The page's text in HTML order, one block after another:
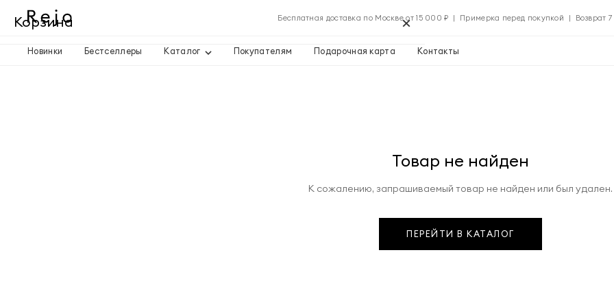
Бесплатная доставка по Москве от 15 000 ₽ | Примерка перед покупкой | Возврат 7
Новинки Бестселлеры Каталог Покупателям Подарочная карта Контакты
Товар не найден
К сожалению, запрашиваемый товар не найден или был удален.
ПЕРЕЙТИ В КАТАЛОГ
Корзина ×
Применить